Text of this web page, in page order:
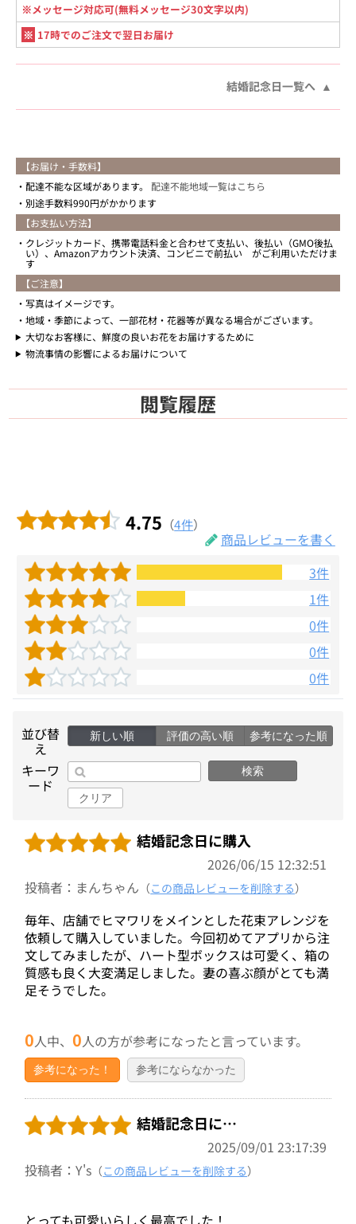
※メッセージ対応可(無料メッセージ30文字以内)
※ 17時でのご注文で翌日お届け
結婚記念日一覧へ
【お届け・手数料】
配達不能な区域があります。 配達不能地域一覧はこちら
別途手数料990円がかかります
【お支払い方法】
クレジットカード、携帯電話料金と合わせて支払い、後払い（GMO後払
い）、Amazonアカウント決済、コンビニで前払い がご利用いただけま
す
【ご注意】
写真はイメージです。
地域・季節によって、一部花材・花器等が異なる場合がございます。
大切なお客様に、鮮度の良いお花をお届けするために
物流事情の影響によるお届けについて
閲覧履歴
4.75 （4件）
商品レビューを書く
3件
1件
0件
0件
0件
並び替
え
新しい順 評価の高い順 参考になった順
キーワ
ード
検索
クリア
結婚記念日に購入
2026/06/15 12:32:51
投稿者：まんちゃん （この商品レビューを削除する）
毎年、店舗でヒマワリをメインとした花束アレンジを
依頼して購入していました。今回初めてアプリから注
文してみましたが、ハート型ボックスは可愛く、箱の
質感も良く大変満足しました。妻の喜ぶ顔がとても満
足そうでした。
0人中、0人の方が参考になったと言っています。
参考になった！ 参考にならなかった
結婚記念日に…
2025/09/01 23:17:39
投稿者：Y's （この商品レビューを削除する）
とっても可愛いらしく最高でした！